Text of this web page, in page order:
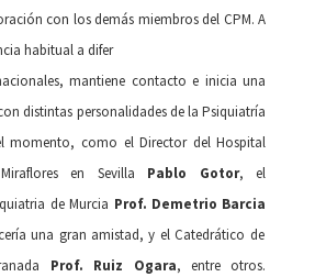
con los demás miembros del CPM. A
habitual a difer
mantiene contacto e inicia una
distintas personalidades de la Psiquiatría
momento, como el Director del Hospital
en Sevilla Pablo Gotor, el
de Murcia Prof. Demetrio Barcia
una gran amistad, y el Catedrático de
Prof. Ruiz Ogara, entre otros.